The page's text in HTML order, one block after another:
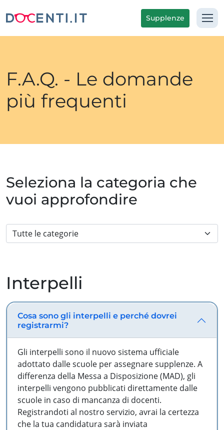
Supplenze
F.A.Q. - Le domande
più frequenti
Seleziona la categoria che
vuoi approfondire
Interpelli
Cosa sono gli interpelli e perché dovrei
registrarmi?
Gli interpelli sono il nuovo sistema ufficiale
adottato dalle scuole per assegnare supplenze. A
differenza della Messa a Disposizione (MAD), gli
interpelli vengono pubblicati direttamente dalle
scuole in caso di mancanza di docenti.
Registrandoti al nostro servizio, avrai la certezza
che la tua candidatura sarà inviata